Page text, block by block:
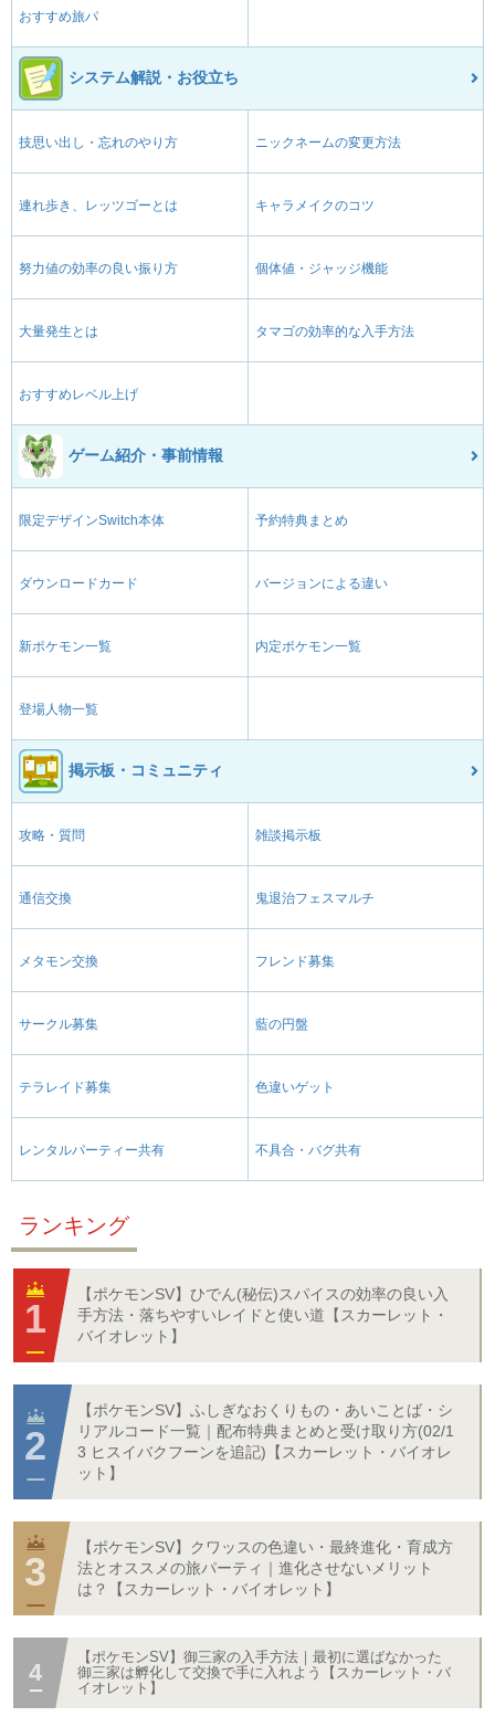
おすすめ旅パ
システム解説・お役立ち
技思い出し・忘れのやり方 ニックネームの変更方法
連れ歩き、レッツゴーとは キャラメイクのコツ
努力値の効率の良い振り方 個体値・ジャッジ機能
大量発生とは タマゴの効率的な入手方法
おすすめレベル上げ
ゲーム紹介・事前情報
限定デザインSwitch本体 予約特典まとめ
ダウンロードカード バージョンによる違い
新ポケモン一覧 内定ポケモン一覧
登場人物一覧
掲示板・コミュニティ
攻略・質問 雑談掲示板
通信交換 鬼退治フェスマルチ
メタモン交換 フレンド募集
サークル募集 藍の円盤
テラレイド募集 色違いゲット
レンタルパーティー共有 不具合・バグ共有
ランキング
【ポケモンSV】ひでん(秘伝)スパイスの効率の良い入
手方法・落ちやすいレイドと使い道【スカーレット・
バイオレット】
【ポケモンSV】ふしぎなおくりもの・あいことば・シ
リアルコード一覧｜配布特典まとめと受け取り方(02/1
3 ヒスイバクフーンを追記)【スカーレット・バイオレ
ット】
【ポケモンSV】クワッスの色違い・最終進化・育成方
法とオススメの旅パーティ｜進化させないメリット
は？【スカーレット・バイオレット】
【ポケモンSV】御三家の入手方法｜最初に選ばなかった
御三家は孵化して交換で手に入れよう【スカーレット・バ
イオレット】